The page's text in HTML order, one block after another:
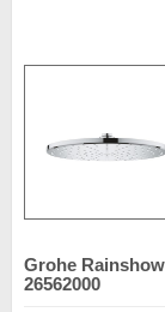
Grohe
26562000